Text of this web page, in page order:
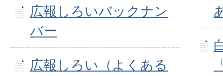
広報しろいバックナン
バー
広報しろい（よくある